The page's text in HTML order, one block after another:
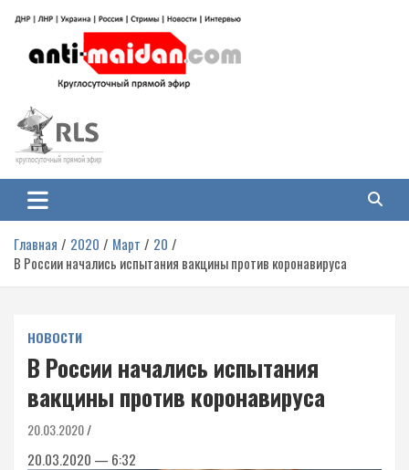
содержимому
Антимайдан: Гражданская война
на Украине
гражданской войне на Украине, включая события в Новороссии, ДНР,
ЛНР и других регионах.
Главная 2020 Март
20
В России начались испытания вакцины против коронавируса
НОВОСТИ
В России начались испытания
вакцины против коронавируса
20.03.2020
20.03.2020 — 6:32